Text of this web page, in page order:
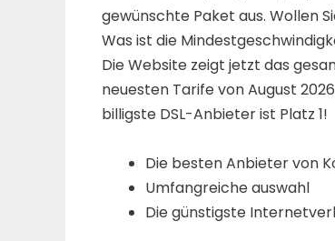
gewünschte Paket aus. Wollen
Was ist die
Die Website zeigt jetzt das
neuesten Tarife von August
billigste DSL-Anbieter ist Platz 1!
Die besten Anbieter von
Umfangreiche auswahl
Die günstigste